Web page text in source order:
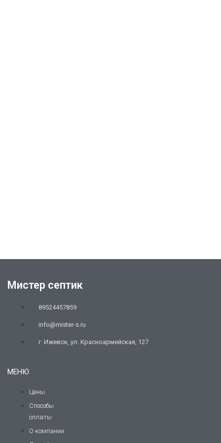
Мистер септик
89524457859
info@mister-s.ru
г. Ижевск, ул. Красноармейская, 127
МЕНЮ
Цены
Способы
оплаты
О компании